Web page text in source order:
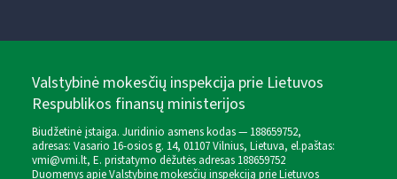
Valstybinė mokesčių inspekcija prie Lietuvos
Respublikos finansų ministerijos
Biudžetinė įstaiga. Juridinio asmens kodas — 188659752,
adresas: Vasario 16-osios g. 14, 01107 Vilnius, Lietuva, el.paštas:
vmi@vmi.lt, E. pristatymo dėžutės adresas 188659752
Duomenys apie Valstybinę mokesčių inspekciją prie Lietuvos